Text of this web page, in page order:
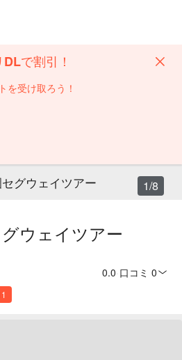
で割引！
を受け取ろう！
グウェイツアー
ウェイツアー
0.0 口コミ 0
1/8